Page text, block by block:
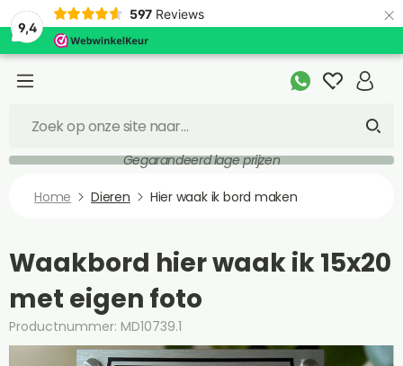
9,4
597 Reviews ×
Gegarandeerd lage prijzen
Home Dieren Hier waak ik bord maken
Waakbord hier waak ik 15x20
met eigen foto
Productnummer: MD10739.1